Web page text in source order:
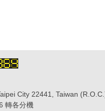
City 22441, Taiwan
轉各分機